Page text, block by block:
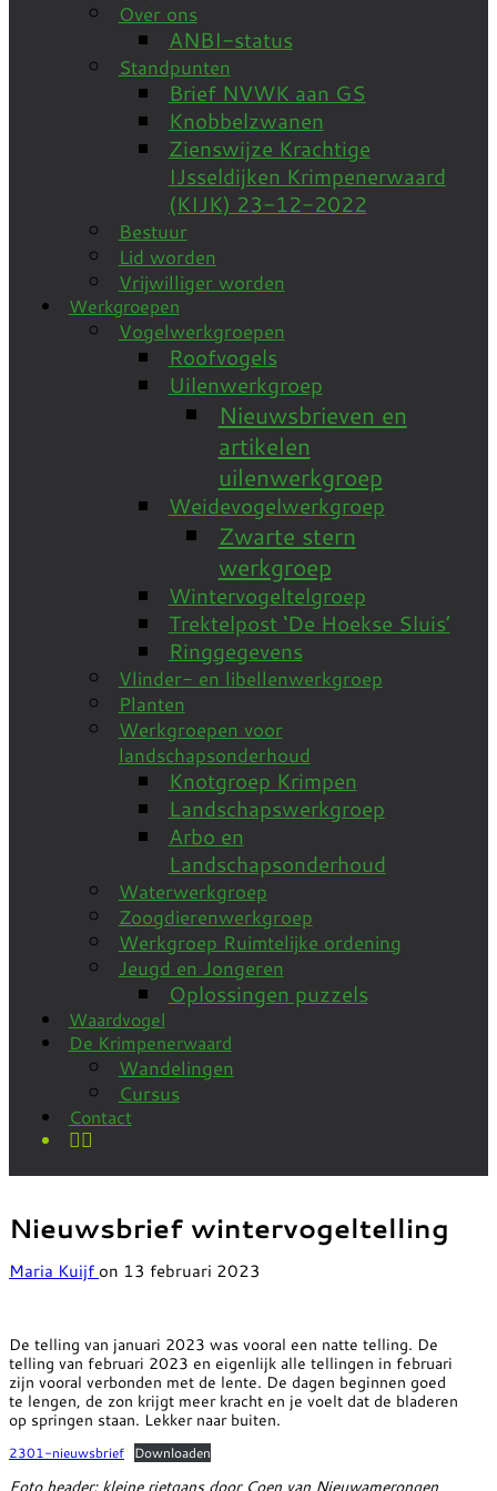
Over ons
ANBI-status
Standpunten
Brief NVWK aan GS
Knobbelzwanen
Zienswijze Krachtige
IJsseldijken Krimpenerwaard
(KIJK) 23-12-2022
Bestuur
Lid worden
Vrijwilliger worden
Werkgroepen
Vogelwerkgroepen
Roofvogels
Uilenwerkgroep
Nieuwsbrieven en
artikelen
uilenwerkgroep
Weidevogelwerkgroep
Zwarte stern
werkgroep
Wintervogeltelgroep
Trektelpost ‘De Hoekse Sluis’
Ringgegevens
Vlinder- en libellenwerkgroep
Planten
Werkgroepen voor
landschapsonderhoud
Knotgroep Krimpen
Landschapswerkgroep
Arbo en
Landschapsonderhoud
Waterwerkgroep
Zoogdierenwerkgroep
Werkgroep Ruimtelijke ordening
Jeugd en Jongeren
Oplossingen puzzels
Waardvogel
De Krimpenerwaard
Wandelingen
Cursus
Contact
Nieuwsbrief wintervogeltelling
Maria Kuijf on 13 februari 2023
De telling van januari 2023 was vooral een natte telling. De
telling van februari 2023 en eigenlijk alle tellingen in februari
zijn vooral verbonden met de lente. De dagen beginnen goed
te lengen, de zon krijgt meer kracht en je voelt dat de bladeren
op springen staan. Lekker naar buiten.
2301-nieuwsbrief Downloaden
Foto header: kleine rietgans door Coen van Nieuwamerongen